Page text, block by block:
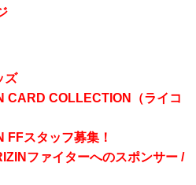
ズ
CARD COLLECTION（ライコ
スタッフ募集！
ファイターへのスポンサー /